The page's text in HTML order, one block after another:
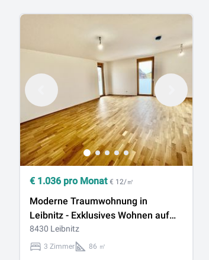
€ 1.036 pro Monat € 12/㎡
Moderne Traumwohnung in
Leibnitz - Exklusives Wohnen auf
ca. 86m² mit Top-Ausstattung und
Stellplatz
8430 Leibnitz
3 Zimmer 86 ㎡